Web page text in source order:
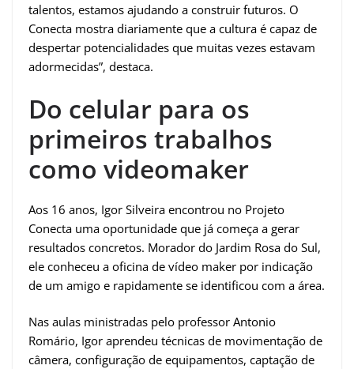
talentos, estamos ajudando a construir futuros. O
Conecta mostra diariamente que a cultura é capaz de
despertar potencialidades que muitas vezes estavam
adormecidas”, destaca.
Do celular para os
primeiros trabalhos
como videomaker
Aos 16 anos, Igor Silveira encontrou no Projeto
Conecta uma oportunidade que já começa a gerar
resultados concretos. Morador do Jardim Rosa do Sul,
ele conheceu a oficina de vídeo maker por indicação
de um amigo e rapidamente se identificou com a área.
Nas aulas ministradas pelo professor Antonio
Romário, Igor aprendeu técnicas de movimentação de
câmera, configuração de equipamentos, captação de